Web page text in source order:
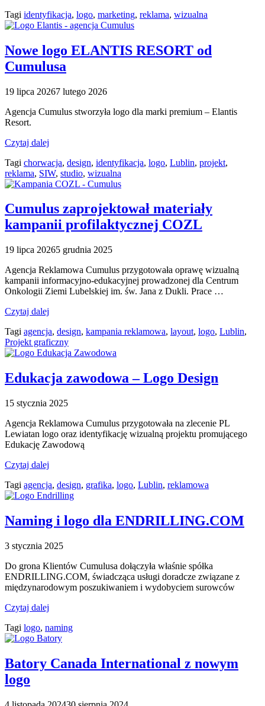
Tagi identyfikacja, logo, marketing, reklama, wizualna
Nowe logo ELANTIS RESORT od
Cumulusa
19 lipca 20267 lutego 2026
Agencja Cumulus stworzyła logo dla marki premium – Elantis
Resort.
Czytaj dalej
Tagi chorwacja, design, identyfikacja, logo, Lublin, projekt,
reklama, SIW, studio, wizualna
Cumulus zaprojektował materiały
kampanii profilaktycznej COZL
19 lipca 20265 grudnia 2025
Agencja Reklamowa Cumulus przygotowała oprawę wizualną
kampanii informacyjno-edukacyjnej prowadzonej dla Centrum
Onkologii Ziemi Lubelskiej im. św. Jana z Dukli. Prace …
Czytaj dalej
Tagi agencja, design, kampania reklamowa, layout, logo, Lublin,
Projekt graficzny
Edukacja zawodowa – Logo Design
15 stycznia 2025
Agencja Reklamowa Cumulus przygotowała na zlecenie PL
Lewiatan logo oraz identyfikację wizualną projektu promującego
Edukację Zawodową
Czytaj dalej
Tagi agencja, design, grafika, logo, Lublin, reklamowa
Naming i logo dla ENDRILLING.COM
3 stycznia 2025
Do grona Klientów Cumulusa dołączyła właśnie spółka
ENDRILLING.COM, świadcząca usługi doradcze związane z
międzynarodowym poszukiwaniem i wydobyciem surowców
Czytaj dalej
Tagi logo, naming
Batory Canada International z nowym
logo